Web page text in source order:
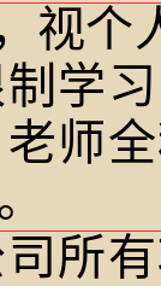
视个
学
师
司所